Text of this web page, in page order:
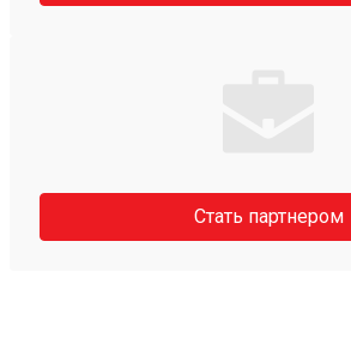
Стать партнером